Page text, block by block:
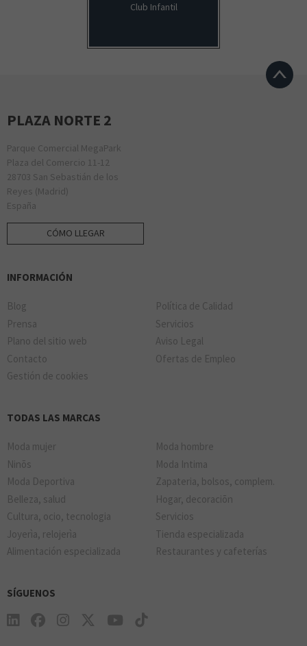
Club Infantil
PLAZA NORTE 2
Parque Comercial MegaPark
Plaza del Comercio 11-12
28703 San Sebastián de los
Reyes (Madrid)
España
CÓMO LLEGAR
INFORMACIÓN
Blog
Política de Calidad
Prensa
Servicios
Plano del sitio web
Aviso Legal
Contacto
Ofertas de Empleo
Gestión de cookies
TODAS LAS MARCAS
Moda mujer
Moda hombre
Ninõs
Moda Intima
Moda Deportiva
Zapateria, bolsos, complem.
Belleza, salud
Hogar, decoraciõn
Cultura, ocio, tecnologia
Servicios
Joyerìa, relojerìa
Tienda especializada
Alimentación especializada
Restaurantes y cafeterías
SÍGUENOS